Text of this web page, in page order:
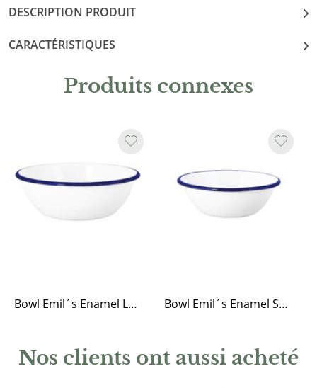
DESCRIPTION PRODUIT
CARACTÉRISTIQUES
Produits connexes
Bowl Emil´s Enamel Large White/Blue Bowl Emil´s Enamel Small White/Blue
Nos clients ont aussi acheté